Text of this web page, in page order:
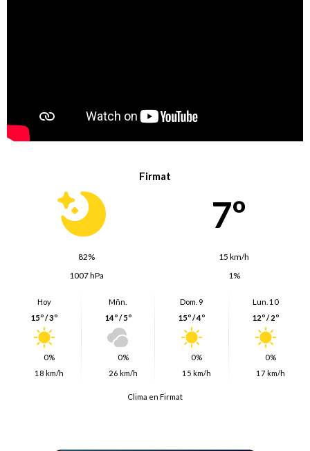
Firmat
7º
82%
15 km/h
1007 hPa
1%
Hoy
15º / 3º
0%
18 km/h
Mñn.
14º / 5º
0%
26 km/h
Dom. 9
15º / 4º
0%
15 km/h
Lun. 10
12º / 2º
0%
17 km/h
Clima en Firmat